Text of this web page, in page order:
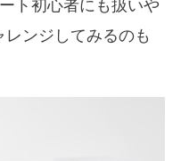
ト初心者にも扱いや
ンジしてみるのも